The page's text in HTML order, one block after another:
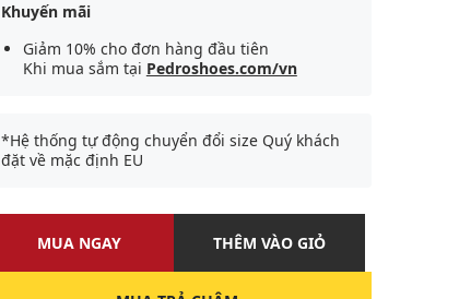
Khuyến mãi
Giảm 10% cho đơn hàng đầu tiên
Khi mua sắm tại Pedroshoes.com/vn
*Hệ thống tự động chuyển đổi size Quý khách
đặt về mặc định EU
MUA NGAY THÊM VÀO GIỎ